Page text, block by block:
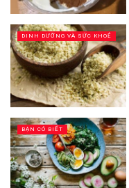
DINH DƯỠNG VÀ SỨC KHOẺ
BẠN CÓ BIẾT